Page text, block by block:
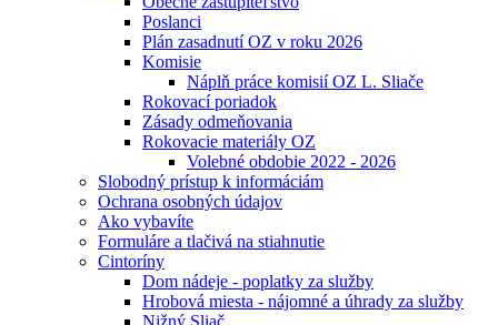
Poslanci
Plán zasadnutí OZ v roku 2026
Komisie
Náplň práce komisií OZ L. Sliače
Rokovací poriadok
Zásady odmeňovania
Rokovacie materiály OZ
Volebné obdobie 2022 - 2026
Slobodný prístup k informáciám
Ochrana osobných údajov
Ako vybavíte
Formuláre a tlačivá na stiahnutie
Cintoríny
Dom nádeje - poplatky za služby
Hrobová miesta - nájomné a úhrady za služby
Nižný Sliač